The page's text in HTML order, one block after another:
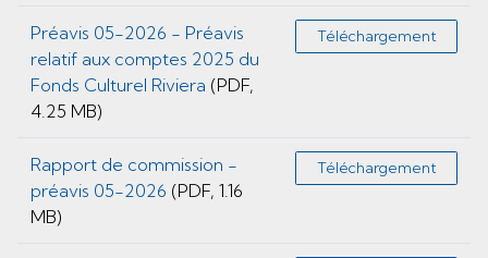
Préavis 05-2026 - Préavis
relatif aux comptes 2025 du
Fonds Culturel Riviera (PDF,
4.25 MB)
Téléchargement
Rapport de commission -
préavis 05-2026 (PDF, 1.16
MB)
Téléchargement